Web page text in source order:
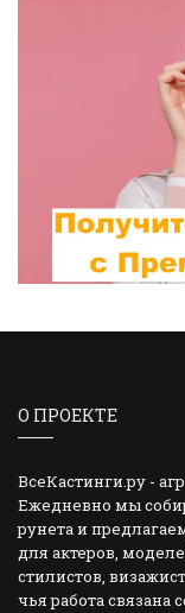
О ПРОЕКТЕ
ВсеКастинги.ру -
Ежедневно мы
рунета и
для актеров,
стилистов,
чья работа связана